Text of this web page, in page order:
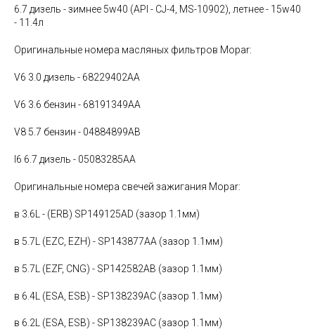
6.7 дизель - зимнее 5w40 (API - CJ-4, MS-10902), летнее - 15w40
- 11.4л
Оригинальные номера масляных фильтров Mopar:
V6 3.0 дизель - 68229402AA
V6 3.6 бензин - 68191349AA
V8 5.7 бензин - 04884899AB
I6 6.7 дизель - 05083285AA
Оригинальные номера свечей зажигания Mopar:
в 3.6L - (ERB) SP149125AD (зазор 1.1мм)
в 5.7L (EZC, EZH) - SP143877AA (зазор 1.1мм)
в 5.7L (EZF, CNG) - SP142582AB (зазор 1.1мм)
в 6.4L (ESA, ESB) - SP138239AC (зазор 1.1мм)
в 6.2L (ESA, ESB) - SP138239AC (зазор 1.1мм)